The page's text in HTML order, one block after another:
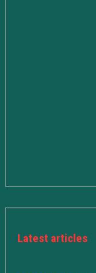
Latest articles